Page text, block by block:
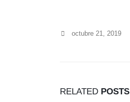
octubre 21, 2019
RELATED POSTS